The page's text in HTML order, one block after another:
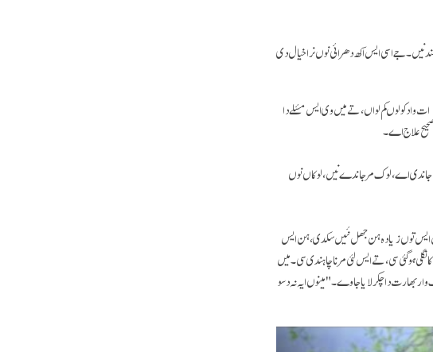
نیں۔ جے اسی ایس اکھ دھرائی نوں نرا خیال دی
کولوں کم لواں، تے میں وی ایس مسٔلے دا
علاج اے۔
جاندی اے، لوک مر جاندے نیں، لوکاں نوں
ایس توں زیادہ ہن جھل نئیں سکدی، ہن ایس
ہو گئی سی، تے ایس لئی مرنا چاہندی سی۔ میں
بھارت دا چکر لایا جاوے۔ "مینوں ایہ نہ دسو